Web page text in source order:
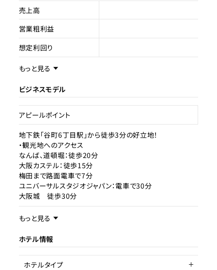
売上高
営業粗利益
想定利回り
売却スキーム
権利
売却理由
ライセンス種類
現状
もっと見る
ビジネスモデル
アピールポイント
地下鉄「谷町6丁目駅」から徒歩3分の好立地！
・観光地へのアクセス
なんば、道頓堀：徒歩20分
大阪カステル：徒歩15分
梅田まで路面電車で7分
ユニバーサルスタジオジャパン：電車で30分
大阪城 徒歩30分
事業内容／事業特徴
ターゲット層
客単価／客室単価
もっと見る
ホテル情報
ホテルタイプ